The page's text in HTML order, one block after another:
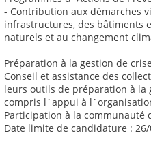
- Contribution aux démarches
infrastructures, des bâtiments
naturels et au changement
Préparation à la gestion de crise
Conseil et assistance des
leurs outils de préparation à la
compris l`appui à
Participation à la communauté
Date limite de candidature :